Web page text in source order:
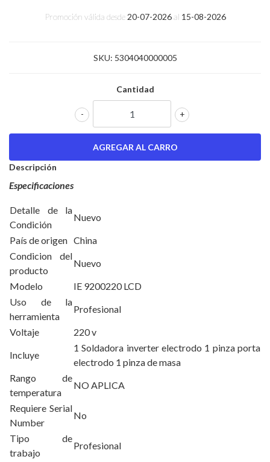
Promoción válida desde20-07-2026al 15-08-2026
SKU: 5304040000005
Cantidad
+
-
Descripción
Especificaciones
Detalle de la
Condición
Nuevo
País de origen China
Condicion del
producto
Nuevo
Modelo
IE 9200220 LCD
Uso de la
herramienta
Profesional
Voltaje
220 v
Incluye
1 Soldadora inverter electrodo 1 pinza porta
electrodo 1 pinza de masa
Rango de
temperatura
NO APLICA
Requiere Serial
Number
No
Tipo de
trabajo
Profesional